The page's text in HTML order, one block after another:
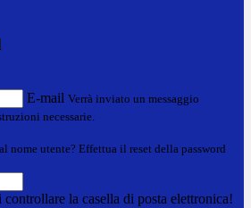
E-mail Verrà inviato un messaggio
necessarie.
nome utente? Effettua il reset della password
la casella di posta elettronica!